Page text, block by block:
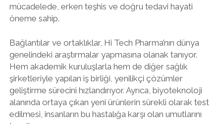
mücadelede, erken teşhis ve doğru tedavi hayati
öneme sahip.
Bağlantılar ve ortaklıklar, Hi Tech Pharma’nın dünya
genelindeki araştırmalar yapmasına olanak tanıyor.
Hem akademik kuruluşlarla hem de diğer sağlık
şirketleriyle yapılan iş birliği, yenilikçi çözümler
geliştirme sürecini hızlandırıyor. Ayrıca, biyoteknoloji
alanında ortaya çıkan yeni ürünlerin sürekli olarak test
edilmesi, insanların bu hastalığa karşı olan umutlarını